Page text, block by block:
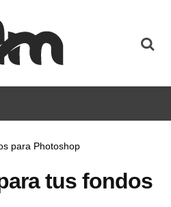
para Photoshop
tus fondos